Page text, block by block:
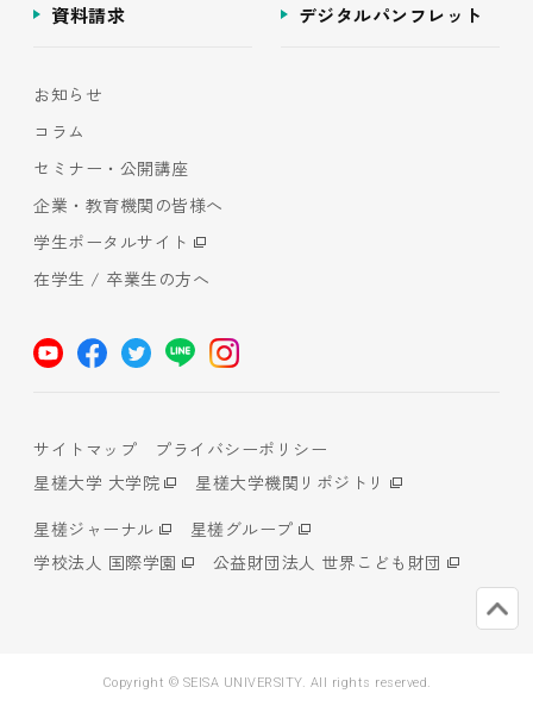
資料請求 デジタルパンフレット
お知らせ
コラム
セミナー・公開講座
企業・教育機関の皆様へ
学生ポータルサイト
在学生 / 卒業生の方へ
サイトマップ
プライバシーポリシー
星槎大学 大学院
星槎大学機関リポジトリ
星槎ジャーナル
星槎グループ
学校法人 国際学園
公益財団法人 世界こども財団
Copyright © SEISA UNIVERSITY. All rights reserved.